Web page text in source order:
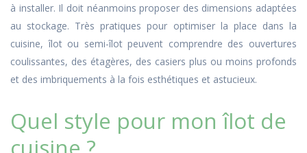
à installer. Il doit néanmoins proposer des dimensions adaptées
au stockage. Très pratiques pour optimiser la place dans la
cuisine, îlot ou semi-îlot peuvent comprendre des ouvertures
coulissantes, des étagères, des casiers plus ou moins profonds
et des imbriquements à la fois esthétiques et astucieux.
Quel style pour mon îlot de
cuisine ?